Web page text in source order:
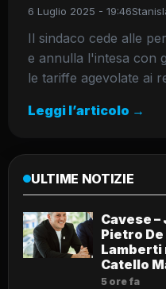
6 Luglio 2025 - 19:46
Il sindaco cede alle
e annulla l'intesa con
le tariffe agevolate ai
Leggi l’articolo →
ULTIME NOTIZIE
Cavese
Pietro
Lamberti
Catello
5 ore fa